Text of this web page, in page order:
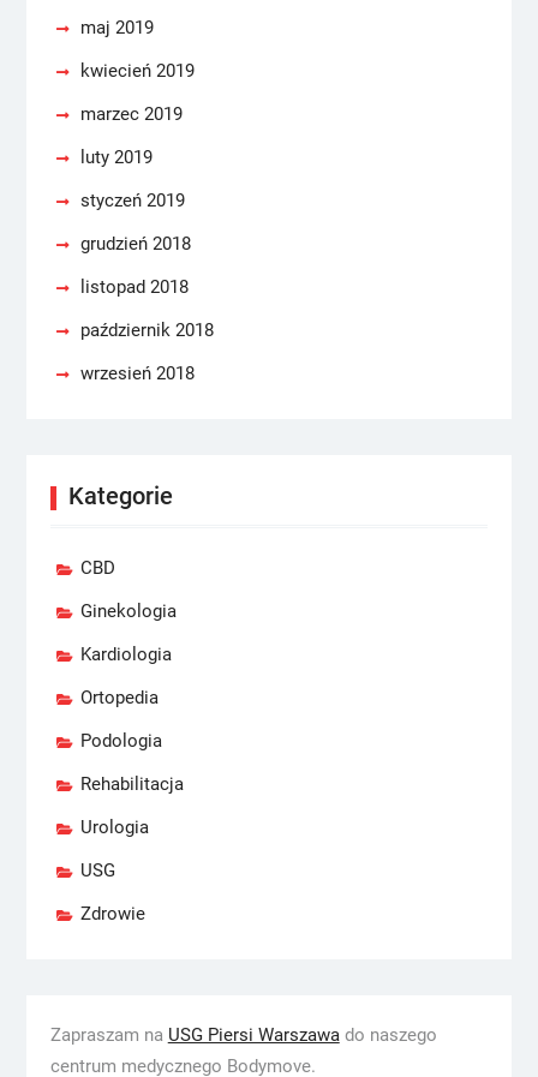
maj 2019
kwiecień 2019
marzec 2019
luty 2019
styczeń 2019
grudzień 2018
listopad 2018
październik 2018
wrzesień 2018
Kategorie
CBD
Ginekologia
Kardiologia
Ortopedia
Podologia
Rehabilitacja
Urologia
USG
Zdrowie
Zapraszam na USG Piersi Warszawado naszego
centrum medycznego Bodymove.